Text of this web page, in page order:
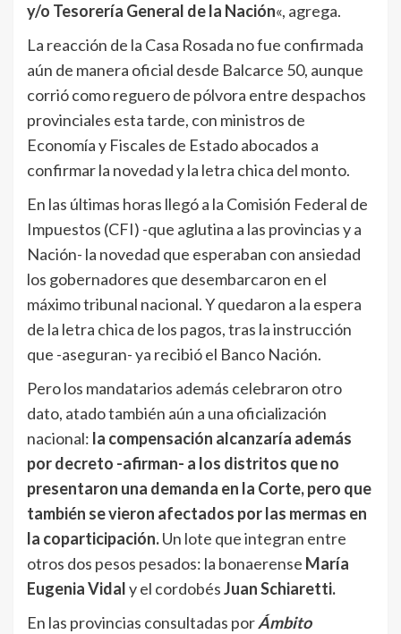
y/o Tesorería General de la Nación«, agrega.
La reacción de la Casa Rosada no fue confirmada
aún de manera oficial desde Balcarce 50, aunque
corrió como reguero de pólvora entre despachos
provinciales esta tarde, con ministros de
Economía y Fiscales de Estado abocados a
confirmar la novedad y la letra chica del monto.
En las últimas horas llegó a la Comisión Federal de
Impuestos (CFI) -que aglutina a las provincias y a
Nación- la novedad que esperaban con ansiedad
los gobernadores que desembarcaron en el
máximo tribunal nacional. Y quedaron a la espera
de la letra chica de los pagos, tras la instrucción
que -aseguran- ya recibió el Banco Nación.
Pero los mandatarios además celebraron otro
dato, atado también aún a una oficialización
nacional: la compensación alcanzaría además
por decreto -afirman- a los distritos que no
presentaron una demanda en la Corte, pero que
también se vieron afectados por las mermas en
la coparticipación.Un lote que integran entre
otros dos pesos pesados: la bonaerense María
Eugenia Vidaly el cordobésJuan Schiaretti.
En las provincias consultadas porÁmbito